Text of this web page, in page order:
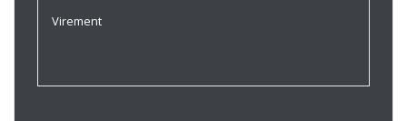
Virement